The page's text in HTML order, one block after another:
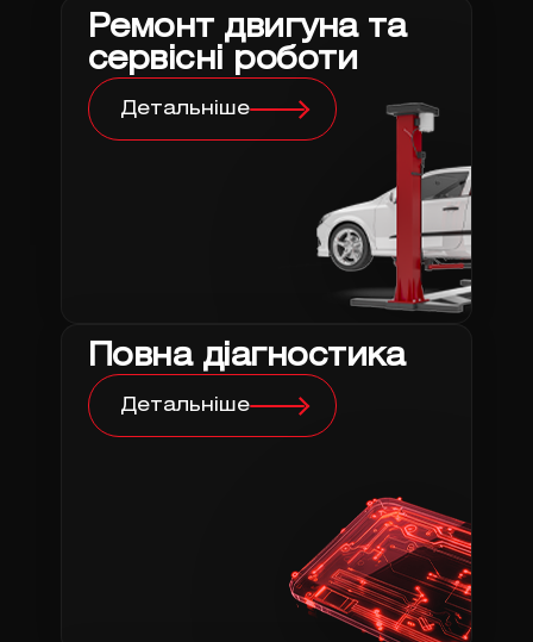
Ремонт двигуна та
сервісні роботи
Детальніше
Повна діагностика
Детальніше